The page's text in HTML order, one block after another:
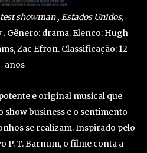
showman , Estados Unidos,
. Gênero: drama. Elenco: Hugh
Zac Efron. Classificação: 12
anos
e original musical que
show business e o sentimento
se realizam. Inspirado pelo
P. T. Barnum, o filme conta a